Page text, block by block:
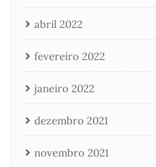
abril 2022
fevereiro 2022
janeiro 2022
dezembro 2021
novembro 2021